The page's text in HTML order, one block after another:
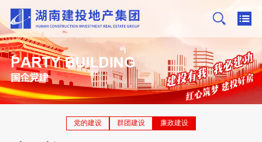
党的建设 群团建设 廉政建设